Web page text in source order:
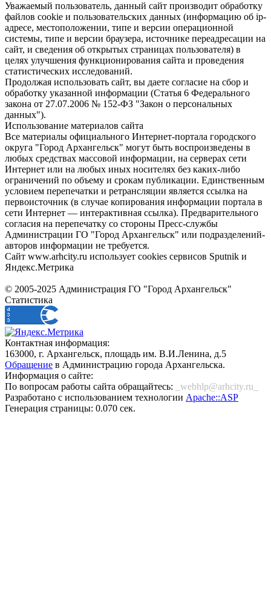
Уважаемый пользователь, данный сайт производит обработку
файлов cookie и пользовательских данных (информацию об ip-
адресе, местоположении, типе и версии операционной
системы, типе и версии браузера, источнике переадресации на
сайт, и сведения об открытых страницах пользователя) в
целях улучшения функционирования сайта и проведения
статистических исследований.
Продолжая использовать сайт, вы даете согласие на сбор и
обработку указанной информации (Статья 6 Федерального
закона от 27.07.2006 № 152-ФЗ "Закон о персональных
данных").
Использование материалов сайта
Все материалы официального Интернет-портала городского
округа "Город Архангельск" могут быть воспроизведены в
любых средствах массовой информации, на серверах сети
Интернет или на любых иных носителях без каких-либо
ограничений по объему и срокам публикации. Единственным
условием перепечатки и ретрансляции является ссылка на
первоисточник (в случае копирования информации портала в
сети Интернет — интерактивная ссылка). Предварительного
согласия на перепечатку со стороны Пресс-службы
Администрации ГО "Город Архангельск" или подразделений-
авторов информации не требуется.
Сайт www.arhcity.ru использует cookies сервисов Sputnik и
Яндекс.Метрика
© 2005-2025 Администрация ГО "Город Архангельск"
Статистика
Контактная информация:
163000, г. Архангельск, площадь им. В.И.Ленина, д.5
Обращение в Администрацию города Архангельска.
Информация о сайте:
По вопросам работы сайта обращайтесь:
_webhlp@arhcity.ru_
Разработано с использованием технологии Apache::ASP
Генерация страницы: 0.070 сек.